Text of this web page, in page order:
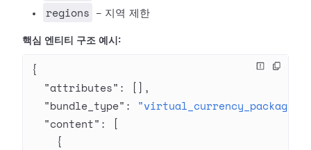
regions - 지역 제한
핵심 엔티티 구조 예시:
{
  "attributes"
: [],
  "bundle_type"
: "virtual_currency_package"
  "content"
: [
    {